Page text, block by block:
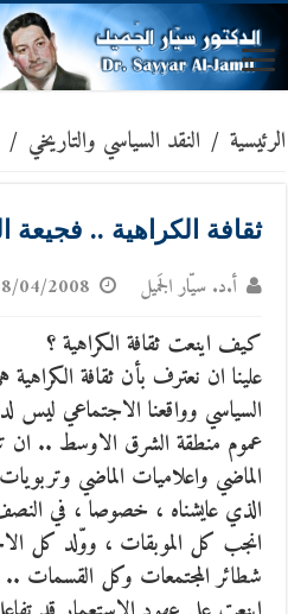
الرئيسية / النقد السياسي والتاريخي /
ثقافة الكراهية .. فجيعة
أ.د. سيّار الجَميل 04/2008
كيف اينعت ثقافة الكراهية ؟
علينا ان نعترف بأن ثقافة الكراهية
السياسي وواقعنا الاجتماعي
عموم منطقة الشرق الاوسط .. ان
الماضي واعلاميات الماضي
الذي عايشناه ، خصوصا ، في
انجب كل الموبقات ، ووّلد كل
شطائر المجتمعات وكل القسمات ..